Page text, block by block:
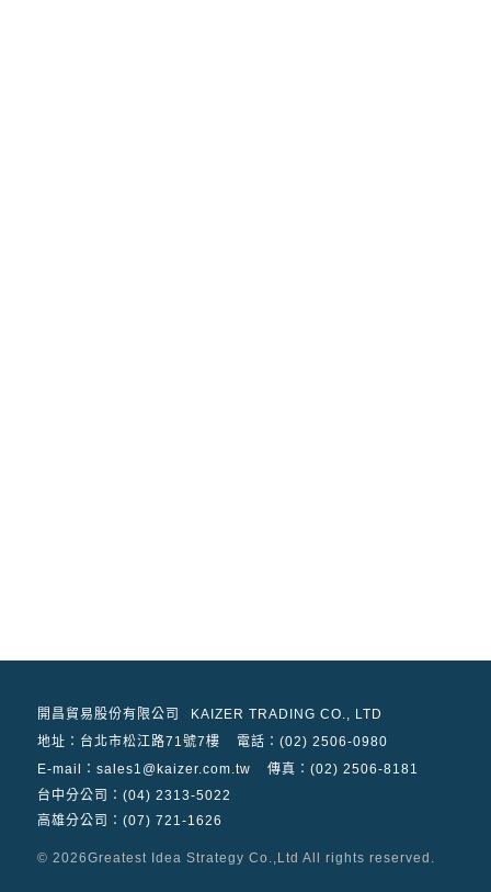
開昌貿易股份有限公司
KAIZER TRADING CO., LTD
地址： 台北市松江路71號7樓
電話：(02) 2506-0980
E-mail：sales1@kaizer.com.tw
傳真：(02) 2506-8181
台中分公司：(04) 2313-5022
高雄分公司：(07) 721-1626
© 2026Greatest Idea Strategy Co.,Ltd All rights reserved.